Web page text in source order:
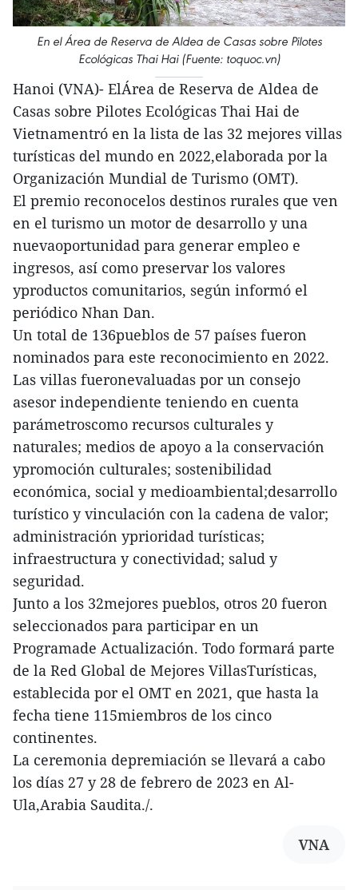
En el Área de Reserva de Aldea de Casas sobre Pilotes
Ecológicas Thai Hai (Fuente: toquoc.vn)
Hanoi (VNA)- ElÁrea de Reserva de Aldea de
Casas sobre Pilotes Ecológicas Thai Hai de
Vietnamentró en la lista de las 32 mejores villas
turísticas del mundo en 2022,elaborada por la
Organización Mundial de Turismo (OMT).
El premio reconocelos destinos rurales que ven
en el turismo un motor de desarrollo y una
nuevaoportunidad para generar empleo e
ingresos, así como preservar los valores
yproductos comunitarios, según informó el
periódico Nhan Dan.
Un total de 136pueblos de 57 países fueron
nominados para este reconocimiento en 2022.
Las villas fueronevaluadas por un consejo
asesor independiente teniendo en cuenta
parámetroscomo recursos culturales y
naturales; medios de apoyo a la conservación
ypromoción culturales; sostenibilidad
económica, social y medioambiental;desarrollo
turístico y vinculación con la cadena de valor;
administración yprioridad turísticas;
infraestructura y conectividad; salud y
seguridad.
Junto a los 32mejores pueblos, otros 20 fueron
seleccionados para participar en un
Programade Actualización. Todo formará parte
de la Red Global de Mejores VillasTurísticas,
establecida por el OMT en 2021, que hasta la
fecha tiene 115miembros de los cinco
continentes.
La ceremonia depremiación se llevará a cabo
los días 27 y 28 de febrero de 2023 en Al-
Ula,Arabia Saudita./.
VNA